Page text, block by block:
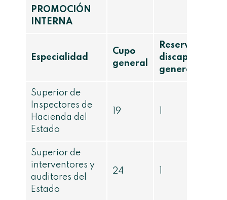
PROMOCIÓN
INTERNA
Especialidad
Cupo
general
Reserva
discapacidad
general
Superior de
Inspectores de
Hacienda del
Estado
19
Superior de
interventores y
auditores del
Estado
24